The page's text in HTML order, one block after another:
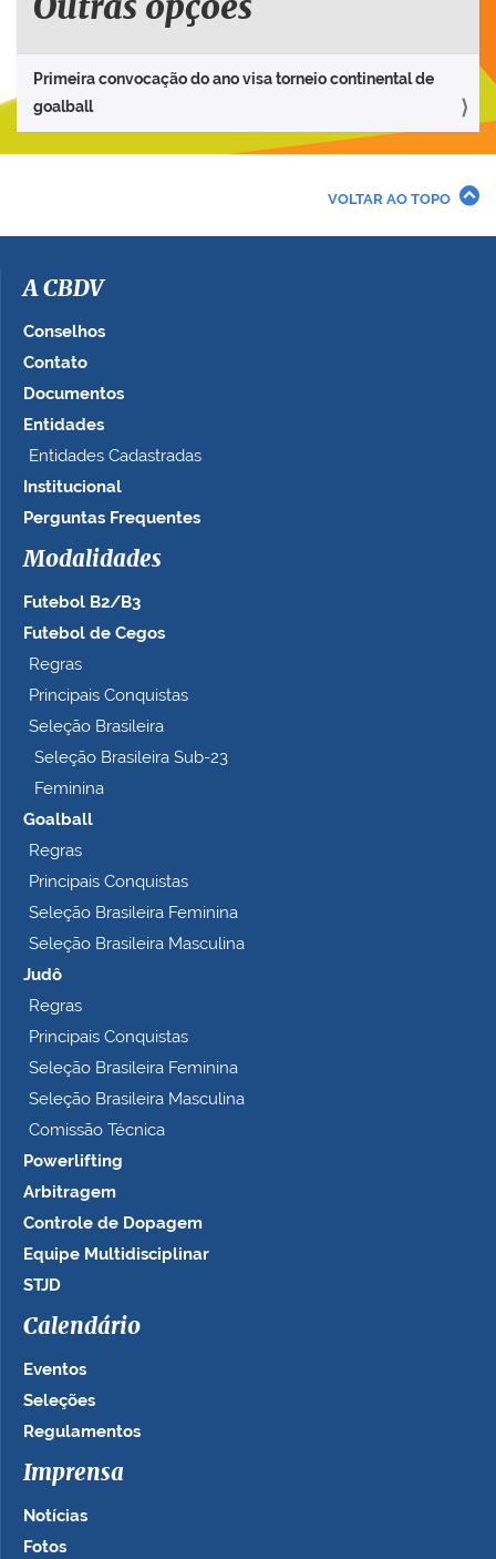
Outras opções
Primeira convocação do ano visa torneio continental de
goalball
VOLTAR AO TOPO
A CBDV
Conselhos
Contato
Documentos
Entidades
Entidades Cadastradas
Institucional
Perguntas Frequentes
Modalidades
Futebol B2/B3
Futebol de Cegos
Regras
Principais Conquistas
Seleção Brasileira
Seleção Brasileira Sub-23
Feminina
Goalball
Regras
Principais Conquistas
Seleção Brasileira Feminina
Seleção Brasileira Masculina
Judô
Regras
Principais Conquistas
Seleção Brasileira Feminina
Seleção Brasileira Masculina
Comissão Técnica
Powerlifting
Arbitragem
Controle de Dopagem
Equipe Multidisciplinar
STJD
Calendário
Eventos
Seleções
Regulamentos
Imprensa
Notícias
Fotos